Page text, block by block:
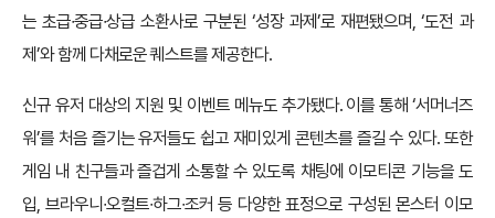
는 초급∙중급∙상급 소환사로 구분된 ‘성장 과제’로 재편됐으며, ‘도전 과
제’와 함께 다채로운 퀘스트를 제공한다.
신규 유저 대상의 지원 및 이벤트 메뉴도 추가됐다. 이를 통해 ‘서머너즈
워’를 처음 즐기는 유저들도 쉽고 재미있게 콘텐츠를 즐길 수 있다. 또한
게임 내 친구들과 즐겁게 소통할 수 있도록 채팅에 이모티콘 기능을 도
입, 브라우니∙오컬트∙하그∙조커 등 다양한 표정으로 구성된 몬스터 이모